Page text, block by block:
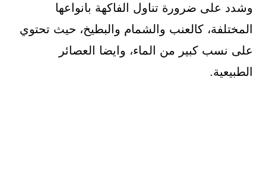
وشدد على ضرورة تناول الفاكهة بانواعها
المختلفة، كالعنب والشمام والبطيخ، حيث تحتوي
على نسب كبير من الماء، وايضا العصائر
الطبيعية.